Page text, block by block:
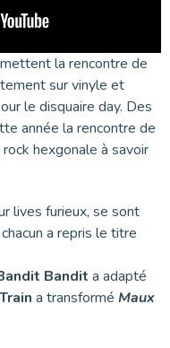
la rencontre de
sur vinyle et
le disquaire day. Des
année la rencontre de
hexgonale à savoir
lives furieux, se sont
a repris le titre
Bandit a adapté
a transformé Maux